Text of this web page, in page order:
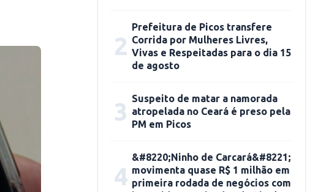
2
Prefeitura de Picos transfere
Corrida por Mulheres Livres,
Vivas e Respeitadas para o dia 15
de agosto
3 Suspeito de matar a namorada
atropelada no Ceará é preso pela
PM em Picos
4
&#8220;Ninho de Carcará&#8221;
movimenta quase R$ 1 milhão em
primeira rodada de negócios com